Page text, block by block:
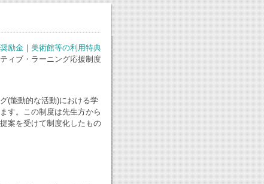
励金 ｜ 美術館等の利用特典
ティブ・ラーニング応援制度
(能動的な活動)における学
す。この制度は先生方から
案を受けて制度化したもの